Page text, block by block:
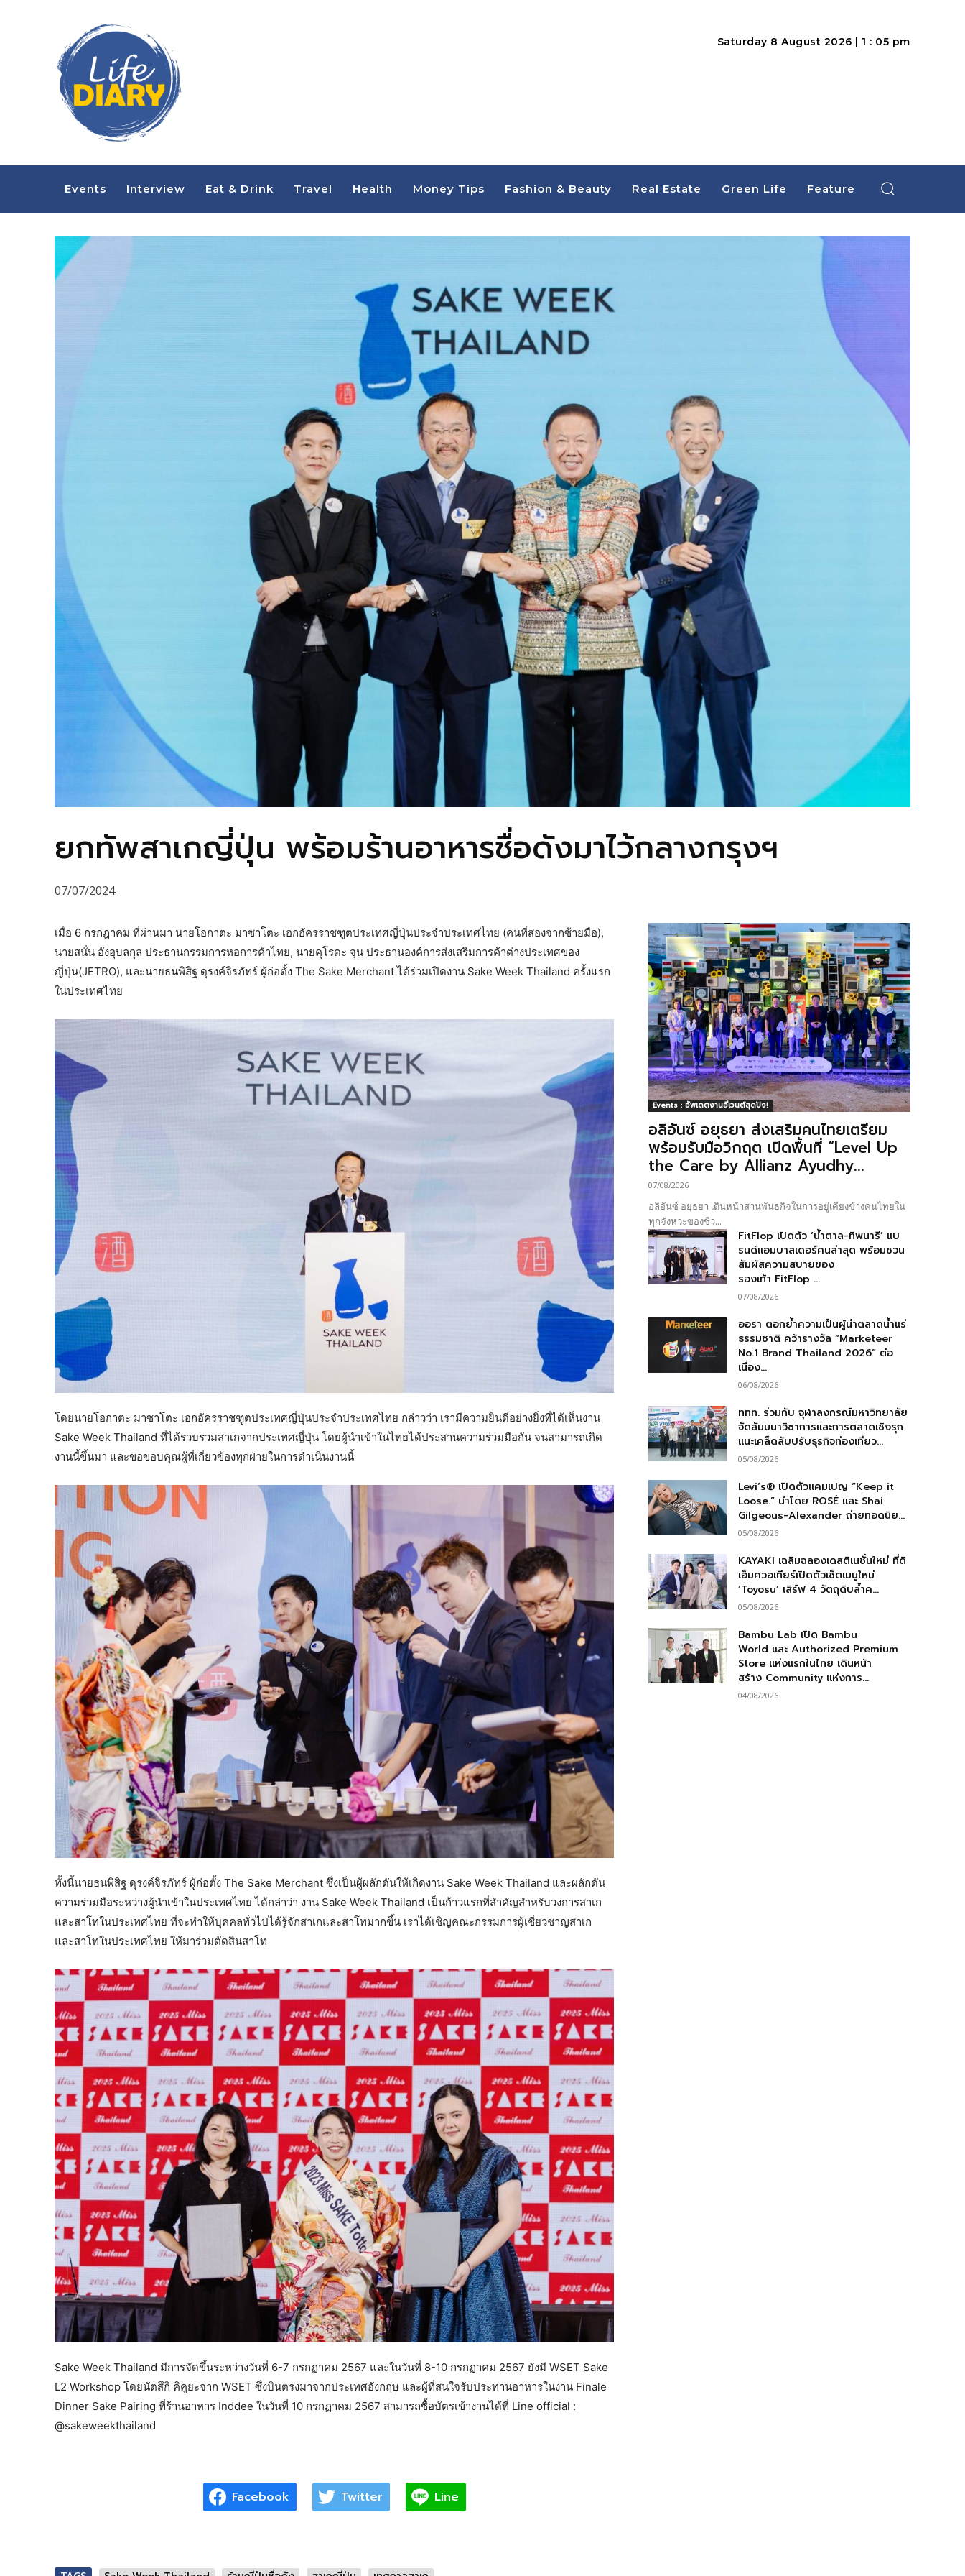
Saturday 8 August 2026 | 1 : 05 pm
Events Interview Eat & Drink Travel Health Money Tips Fashion & Beauty Real Estate Green Life Feature
ยกทัพสาเกญี่ปุ่น พร้อมร้านอาหารชื่อดังมาไว้กลางกรุงฯ
07/07/2024
เมื่อ 6 กรกฎาคม ที่ผ่านมา นายโอกาตะ มาซาโตะ เอกอัครราชฑูตประเทศญี่ปุ่นประจำประเทศไทย (คนที่สองจากซ้ายมือ),
นายสนั่น อังอุบลกุล ประธานกรรมการหอการค้าไทย, นายคุโรดะ จุน ประธานองค์การส่งเสริมการค้าต่างประเทศของ
ญี่ปุ่น(JETRO), และนายธนพิสิฐ ดุรงค์จิรภัทร์​ ผู้ก่อตั้ง The Sake Merchant ได้ร่วมเปิดงาน Sake Week Thailand ครั้งแรก
ในประเทศไทย
โดยนายโอกาตะ มาซาโตะ เอกอัครราชฑูตประเทศญี่ปุ่นประจำประเทศไทย กล่าวว่า เรามีความยินดีอย่างยิ่งที่ได้เห็นงาน
Sake Week Thailand ที่ได้รวบรวมสาเกจากประเทศญี่ปุ่น โดยผู้นำเข้าในไทยได้ประสานความร่วมมือกัน จนสามารถเกิด
งานนี้ขึ้นมา และขอขอบคุณผู้ที่เกี่ยวข้องทุกฝ่ายในการดำเนินงานนี้
ทั้งนี้นายธนพิสิฐ ดุรงค์จิรภัทร์​ ผู้ก่อตั้ง The Sake Merchant ซึ่งเป็นผู้ผลักดันให้เกิดงาน Sake Week Thailand และผลักดัน
ความร่วมมือระหว่างผู้นำเข้าในประเทศไทย ได้กล่าว่า งาน Sake Week Thailand เป็นก้าวแรกที่สำคัญสำหรับวงการสาเก
และสาโทในประเทศไทย ที่จะทำให้บุคคลทั่วไปได้รู้จักสาเกและสาโทมากขึ้น เราได้เชิญคณะกรรมการผู้เชี่ยวชาญสาเก
และสาโทในประเทศไทย ให้มาร่วมตัดสินสาโท
Sake Week Thailand มีการจัดขึ้นระหว่างวันที่ 6-7 กรกฏาคม 2567 และในวันที่ 8-10 กรกฏาคม 2567 ยังมี WSET Sake
L2 Workshop โดยนัตสึกิ คิคูยะจาก WSET ซึ่งบินตรงมาจากประเทศอังกฤษ และผู้ที่สนใจรับประทานอาหารในงาน Finale
Dinner Sake Pairing ที่ร้านอาหาร Inddee ในวันที่ 10 กรกฏาคม 2567 สามารถซื้อบัตรเข้างานได้ที่ Line official :
@sakeweekthailand
Facebook Twitter Line
Events : อัพเดตงานอีเวนต์สุดปัง!
อลิอันซ์ อยุธยา ส่งเสริมคนไทยเตรียม
พร้อมรับมือวิกฤต เปิดพื้นที่ “Level Up
the Care by Allianz Ayudhy...
07/08/2026
อลิอันซ์ อยุธยา เดินหน้าสานพันธกิจในการอยู่เคียงข้างคนไทยใน
ทุกจังหวะของชีว...
FitFlop เปิดตัว ‘น้ำตาล-ทิพนารี’ แบ
รนด์แอมบาสเดอร์คนล่าสุด พร้อมชวน
สัมผัสความสบายของ
รองเท้า FitFlop ...
07/08/2026
ออรา ตอกย้ำความเป็นผู้นำตลาดน้ำแร่
ธรรมชาติ คว้ารางวัล “Marketeer
No.1 Brand Thailand 2026” ต่อ
เนื่อง...
06/08/2026
ททท. ร่วมกับ จุฬาลงกรณ์มหาวิทยาลัย
จัดสัมมนาวิชาการและการตลาดเชิงรุก
แนะเคล็ดลับปรับธุรกิจท่องเที่ยว...
05/08/2026
Levi’s® เปิดตัวแคมเปญ “Keep it
Loose.” นำโดย ROSÉ และ Shai
Gilgeous-Alexander ถ่ายทอดนิย...
05/08/2026
KAYAKI เฉลิมฉลองเดสติเนชั่นใหม่ ที่ดิ
เอ็มควอเทียร์เปิดตัวเซ็ตเมนูใหม่
‘Toyosu’ เสิร์ฟ 4 วัตถุดิบล้ำค...
05/08/2026
Bambu Lab เปิด Bambu
World และ Authorized Premium
Store แห่งแรกในไทย เดินหน้า
สร้าง Community แห่งการ...
04/08/2026